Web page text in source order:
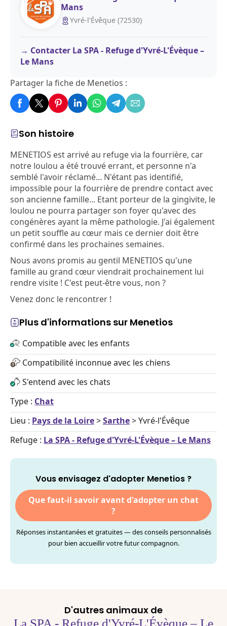
Son histoire
MENETIOS est arrivé au refuge via la fourrière, car
notre loulou a été trouvé errant, et personne n'a
semblé l'avoir réclamé... N'étant pas identifié,
impossible pour la fourrière de prendre contact avec
son ancienne famille... Etant porteur de la gingivite, le
loulou ne pourra partager son foyer qu'avec des
congénères ayant la même pathologie. J'ai également
un petit souffle au cœur mais ce dernier doit être
confirmé dans les prochaines semaines.
Nous avons promis au gentil MENETIOS qu'une
famille au grand cœur viendrait prochainement lui
rendre visite ! C'est peut-être vous, non ?
Venez donc le rencontrer !
Plus d'informations sur Menetios
Compatible avec les enfants
Compatibilité inconnue avec les chiens
S'entend avec les chats
Type : Chat
Lieu : Pays de la Loire>Sarthe> Yvré-l'Évêque
Refuge : La SPA - Refuge d'Yvré-L'Évèque – Le Mans
Vous envisagez d'adopter Menetios ?
Que faut-il savoir avant d'adopter un chat
?
Réponses instantanées et gratuites — des conseils personnalisés
pour bien accueillir votre futur compagnon.
Mans
Yvré-l'Évêque (72530)
Contacter La SPA - Refuge d'Yvré-L'Évèque –
Le Mans
Partager la fiche de Menetios :
D'autres animaux de
La SPA - Refuge d'Yvré-L'Évèque – Le